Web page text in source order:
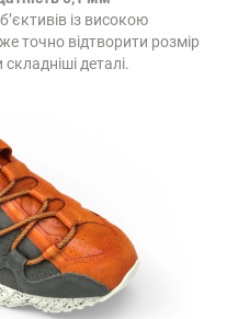
із високою
точно відтворити розмір
деталі.